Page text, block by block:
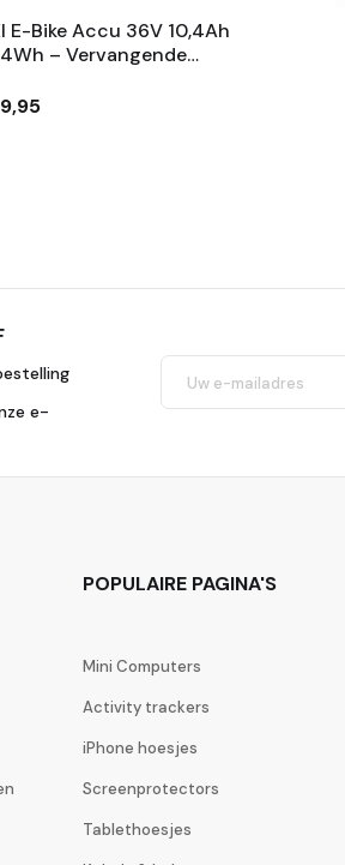
E-Bike Accu 36V 10,4Ah
– Vervangende
– Zwart
e-
POPULAIRE PAGINA'S
Mini Computers
Activity trackers
iPhone hoesjes
Screenprotectors
Tablethoesjes